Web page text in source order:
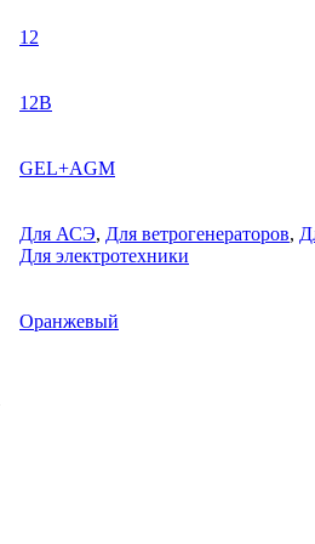
12
12В
GEL+AGM
Для АСЭ, Для ветрогенераторов,
Для электротехники
Оранжевый